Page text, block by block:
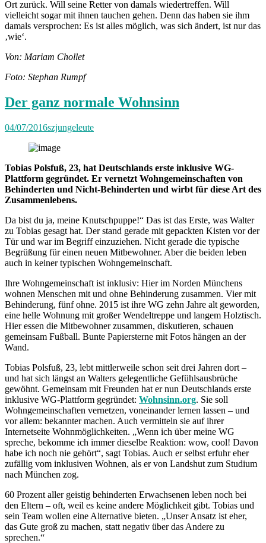
Ort zurück. Will seine Retter von damals wiedertreffen. Will
vielleicht sogar mit ihnen tauchen gehen. Denn das haben sie ihm
damals versprochen: Es ist alles möglich, was sich ändert, ist nur das
‚wie‘.
Von: Mariam Chollet
Foto: Stephan Rumpf
Der ganz normale Wohnsinn
04/07/2016szjungeleute
Tobias Polsfuß, 23, hat Deutschlands erste inklusive WG-
Plattform gegründet. Er vernetzt Wohngemeinschaften von
Behinderten und Nicht-Behinderten und wirbt für diese Art des
Zusammenlebens.
Da bist du ja, meine Knutschpuppe!“ Das ist das Erste, was Walter
zu Tobias gesagt hat. Der stand gerade mit gepackten Kisten vor der
Tür und war im Begriff einzuziehen. Nicht gerade die typische
Begrüßung für einen neuen Mitbewohner. Aber die beiden leben
auch in keiner typischen Wohngemeinschaft.
Ihre Wohngemeinschaft ist inklusiv: Hier im Norden Münchens
wohnen Menschen mit und ohne Behinderung zusammen. Vier mit
Behinderung, fünf ohne. 2015 ist ihre WG zehn Jahre alt geworden,
eine helle Wohnung mit großer Wendeltreppe und langem Holztisch.
Hier essen die Mitbewohner zusammen, diskutieren, schauen
gemeinsam Fußball. Bunte Papiersterne mit Fotos hängen an der
Wand.
Tobias Polsfuß, 23, lebt mittlerweile schon seit drei Jahren dort –
und hat sich längst an Walters gelegentliche Gefühlsausbrüche
gewöhnt. Gemeinsam mit Freunden hat er nun Deutschlands erste
inklusive WG-Plattform gegründet: Wohnsinn.org. Sie soll
Wohngemeinschaften vernetzen, voneinander lernen lassen – und
vor allem: bekannter machen. Auch vermitteln sie auf ihrer
Internetseite Wohnmöglichkeiten. „Wenn ich über meine WG
spreche, bekomme ich immer dieselbe Reaktion: wow, cool! Davon
habe ich noch nie gehört“, sagt Tobias. Auch er selbst erfuhr eher
zufällig vom inklusiven Wohnen, als er von Landshut zum Studium
nach München zog.
60 Prozent aller geistig behinderten Erwachsenen leben noch bei
den Eltern – oft, weil es keine andere Möglichkeit gibt. Tobias und
sein Team wollen eine Alternative bieten. „Unser Ansatz ist eher,
das Gute groß zu machen, statt negativ über das Andere zu
sprechen.“